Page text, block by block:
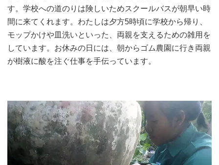
す。学校への道のりは険しいためスクールバスが朝早い時
間に来てくれます。わたしは夕方5時頃に学校から帰り、
モップかけや皿洗いといった、両親を支えるための雑用を
しています。お休みの日には、朝からゴム農園に行き両親
が樹液に酸を注ぐ仕事を手伝っています。